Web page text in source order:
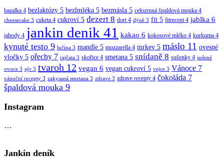
bazalka 4 bezlaktózy 5 bezlmléka 5 bezmásla 5 celozrnná špaldová mouka 4
cheesecake 3 cuketa 4 cukroví 5 dezert 8 dort 4 dýně 3 fit 5 fitrecept 4 jablka 6
jahody 4 jankin denik 41 kakao 6 kokosové mléko 4 kurkuma 4
kynuté testo 9 lučina 3 mandle 5 mozzarella 4 mrkev 5 máslo 11 ovesné
vločky 5 ořechy 7 rajčata 3 skořice 4 smetana 5 snídaně 8 sušenky 4 sušené
ovoce 3 sýr 3 tvaroh 12 vegan 6 vegan cukroví 5 vejce 3 Vánoce 7
vánoční recepty 3 zakysaná smetana 3 zdrave 3 zdrave recepty 4 čokoláda 7
špaldová mouka 9
Instagram
…
Jankin deník